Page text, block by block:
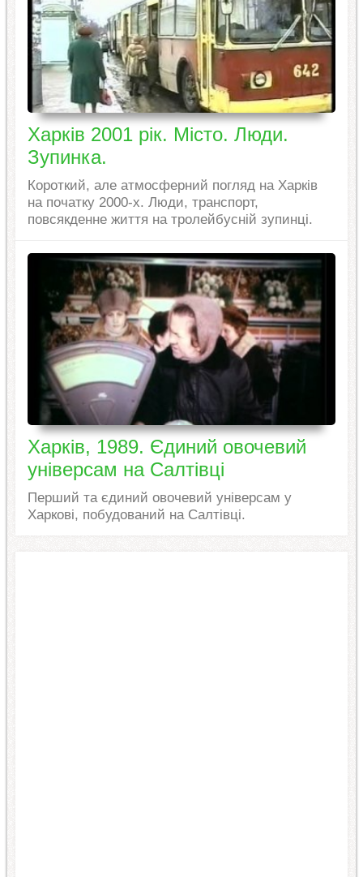
Харків 2001 рік. Місто. Люди.
Зупинка.
Короткий, але атмосферний погляд на Харків
на початку 2000-х. Люди, транспорт,
повсякденне життя на тролейбусній зупинці.
Харків, 1989. Єдиний овочевий
універсам на Салтівці
Перший та єдиний овочевий універсам у
Харкові, побудований на Салтівці.